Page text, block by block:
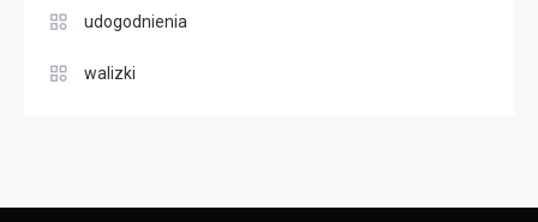
udogodnienia
walizki